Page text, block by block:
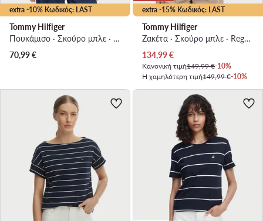
extra -10% Κωδικός: LAST
Tommy Hilfiger
Πουκάμισο · Σκούρο μπλε · Regular Fit
70,99€
extra -15% Κωδικός: LAST
Tommy Hilfiger
Ζακέτα · Σκούρο μπλε · Regular Fit
Τρέχουσα τιμή
134,99€
Κανονική τιμή149,99 €-10%
Η χαμηλότερη τιμή149,99 €-10%